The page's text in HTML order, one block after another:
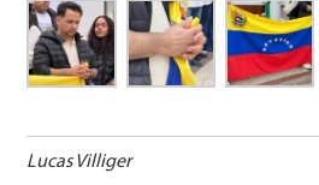
Lucas Villiger